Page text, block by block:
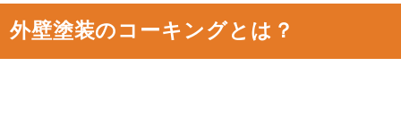
外壁塗装のコーキングとは？